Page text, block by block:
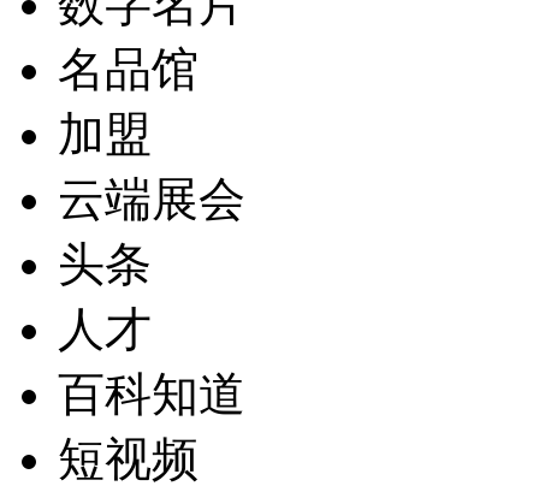
名品馆
加盟
云端展会
头条
人才
百科知道
短视频